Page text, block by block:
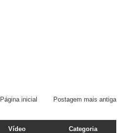
Postagem mais antiga
Página inicial
Vídeo Categoria